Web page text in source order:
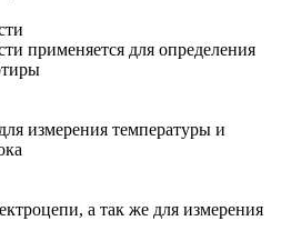
применяется для определения
измерения температуры и
а так же для измерения